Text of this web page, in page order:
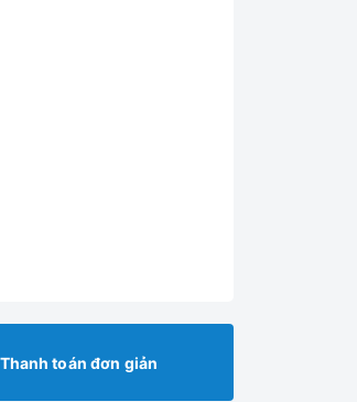
Thanh toán đơn giản